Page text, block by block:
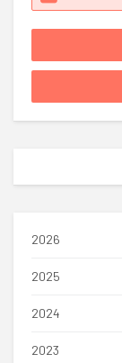
2026
2025
2024
2023